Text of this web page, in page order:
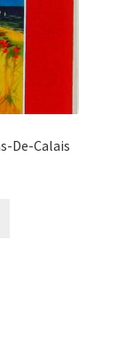
De-Calais